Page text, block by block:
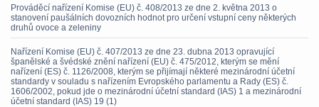
Prováděcí nařízení Komise (EU) č. 408/2013 ze dne 2. května 2013 o
stanovení paušálních dovozních hodnot pro určení vstupní ceny některých
druhů ovoce a zeleniny
Nařízení Komise (EU) č. 407/2013 ze dne 23. dubna 2013 opravující
španělské a švédské znění nařízení (EU) č. 475/2012, kterým se mění
nařízení (ES) č. 1126/2008, kterým se přijímají některé mezinárodní účetní
standardy v souladu s nařízením Evropského parlamentu a Rady (ES) č.
1606/2002, pokud jde o mezinárodní účetní standard (IAS) 1 a mezinárodní
účetní standard (IAS) 19 (1)